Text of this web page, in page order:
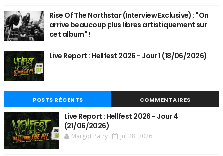
Rise Of The Northstar (Interview Exclusive) : "On
arrive beaucoup plus libres artistiquement sur
cet album" !
Live Report : Hellfest 2026 - Jour 1 (18/06/2026)
POSTS RÉCENTS COMMENTAIRES
Live Report : Hellfest 2026 - Jour 4
(21/06/2026)
Margot Patry Jul 28, 2026